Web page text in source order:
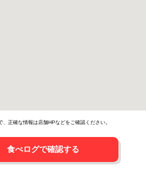
正確な情報は店舗HPなどをご確認ください。
食べログで確認する